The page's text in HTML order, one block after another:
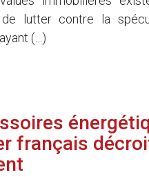
lutter contre la
(…)
français